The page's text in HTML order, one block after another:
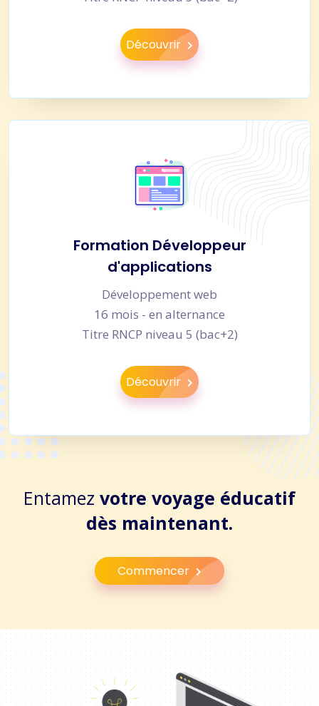
Découvrir
Formation Développeur
d'applications
Développement web
16 mois - en alternance
Titre RNCP niveau 5 (bac+2)
Découvrir
Entamez votre voyage éducatif
dès maintenant.
Commencer